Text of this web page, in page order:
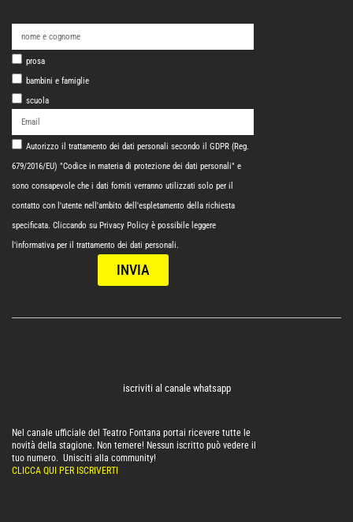
prosa
bambini e famiglie
scuola
Autorizzo il trattamento dei dati personali secondo il GDPR (Reg.
679/2016/EU) "Codice in materia di protezione dei dati personali" e
sono consapevole che i dati forniti verranno utilizzati solo per il
contatto con l'utente nell'ambito dell'espletamento della richiesta
specificata. Cliccando su Privacy Policy è possibile leggere
l'informativa per il trattamento dei dati personali.
INVIA
iscriviti al canale whatsapp
Nel canale ufficiale del Teatro Fontana portai ricevere tutte le
novità della stagione. Non temere! Nessun iscritto può vedere il
tuo numero. Unisciti alla community!
CLICCA QUI PER ISCRIVERTI